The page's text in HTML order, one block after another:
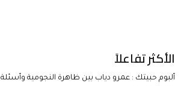
الأكثر تفاعلاً
ألبوم حبيتك : عمرو دياب بين ظاهرة النجومية وأسئلة